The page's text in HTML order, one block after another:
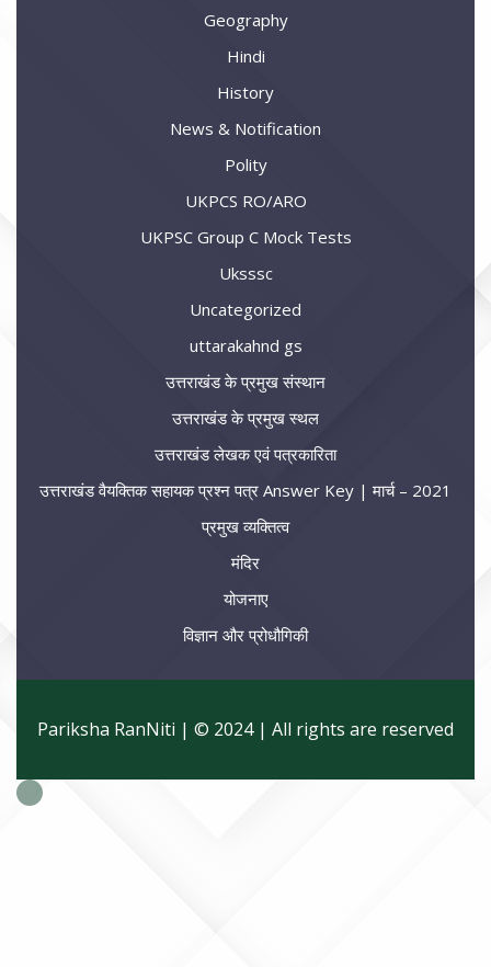
Geography
Hindi
History
News & Notification
Polity
UKPCS RO/ARO
UKPSC Group C Mock Tests
Uksssc
Uncategorized
uttarakahnd gs
उत्तराखंड के प्रमुख संस्थान
उत्तराखंड के प्रमुख स्थल
उत्तराखंड लेखक एवं पत्रकारिता
उत्तराखंड वैयक्तिक सहायक प्रश्न पत्र Answer Key | मार्च – 2021
प्रमुख व्यक्तित्व
मंदिर
योजनाए
विज्ञान और प्रोधौगिकी
Pariksha RanNiti | © 2024 | All rights are reserved